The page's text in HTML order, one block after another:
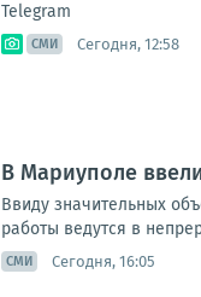
Telegram
СМИ Сегодня, 12:58
В Мариуполе
Ввиду значительных
работы ведутся в
СМИ Сегодня, 16:05